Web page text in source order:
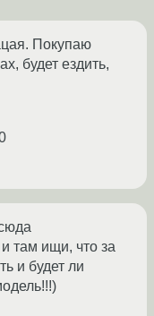
Покупаю
будет ездить,
там ищи, что за
и будет ли